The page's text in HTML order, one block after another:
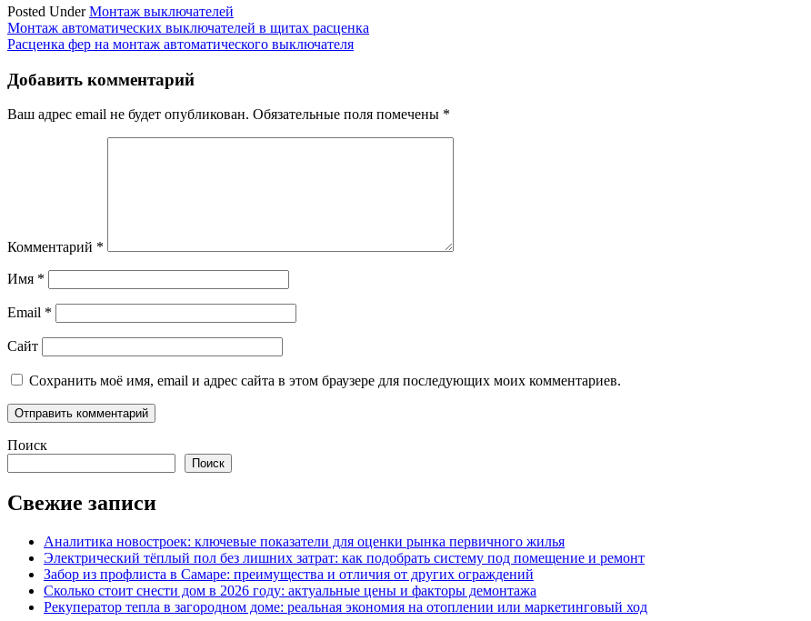
Posted UnderМонтаж выключателей
Навигация
по
записям
Монтаж автоматических выключателей в щитах расценка
Расценка фер на монтаж автоматического выключателя
Добавить комментарий
Ваш адрес email не будет опубликован. Обязательные поля помечены *
Комментарий *
Имя *
Email *
Сайт
Сохранить моё имя, email и адрес сайта в этом браузере для последующих моих комментариев.
Поиск
Поиск
Свежие записи
Аналитика новостроек: ключевые показатели для оценки рынка первичного жилья
Электрический тёплый пол без лишних затрат: как подобрать систему под помещение и ремонт
Забор из профлиста в Самаре: преимущества и отличия от других ограждений
Сколько стоит снести дом в 2026 году: актуальные цены и факторы демонтажа
Рекуператор тепла в загородном доме: реальная экономия на отоплении или маркетинговый ход